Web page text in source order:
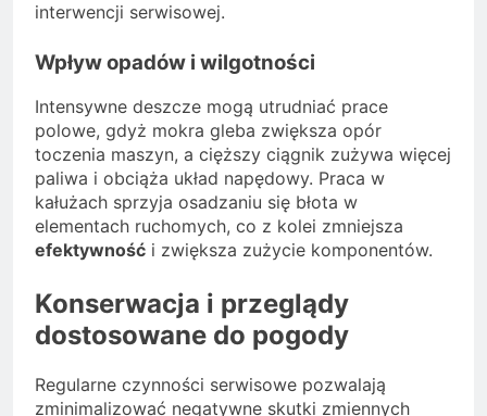
interwencji serwisowej.
Wpływ opadów i wilgotności
Intensywne deszcze mogą utrudniać prace
polowe, gdyż mokra gleba zwiększa opór
toczenia maszyn, a cięższy ciągnik zużywa więcej
paliwa i obciąża układ napędowy. Praca w
kałużach sprzyja osadzaniu się błota w
elementach ruchomych, co z kolei zmniejsza
efektywność i zwiększa zużycie komponentów.
Konserwacja i przeglądy
dostosowane do pogody
Regularne czynności serwisowe pozwalają
zminimalizować negatywne skutki zmiennych